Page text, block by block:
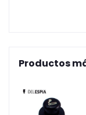
Productos